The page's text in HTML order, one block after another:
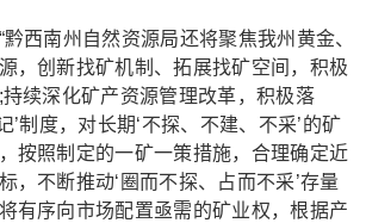
南州自然资源局还将聚焦我州黄金、
，创新找矿机制、拓展找矿空间，积极
续深化矿产资源管理改革，积极落
’制度，对长期‘不探、不建、不采’的矿
按照制定的一矿一策措施，合理确定近
，不断推动‘圈而不探、占而不采’存量
有序向市场配置亟需的矿业权，根据产